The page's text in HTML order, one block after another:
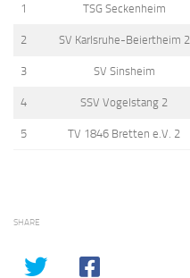
1 TSG Seckenheim
2 SV Karlsruhe-Beiertheim 2
3 SV Sinsheim
4 SSV Vogelstang 2
5 TV 1846 Bretten e.V. 2
SHARE